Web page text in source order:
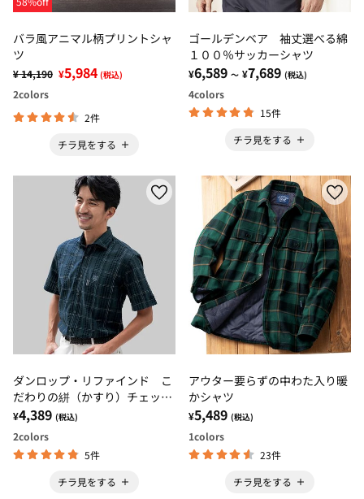
バラ風アニマル柄プリントシャ
ツ
¥ 14,190 ¥5,984 (税込)
2colors
2件
チラ見をする
ゴールデンベア 袖丈選べる綿
１００％サッカーシャツ
¥6,589 ～ ¥7,689 (税込)
4colors
15件
チラ見をする
ダンロップ・リファインド こ
だわりの絣（かすり）チェック
涼感シャツ
¥4,389 (税込)
2colors
5件
チラ見をする
アウター要らずの中わた入り暖
かシャツ
¥5,489 (税込)
1colors
23件
チラ見をする